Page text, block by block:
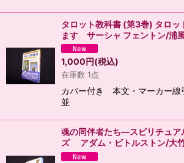
タロット教科書 (第3巻) タロッ
ます サーシャ フェントン/浦
1,000円(税込)
在庫数 1点
カバー付き 本文・マーカー
並
魂の同伴者たち―スピリチュア
ズ アダム・ビトルストン/大